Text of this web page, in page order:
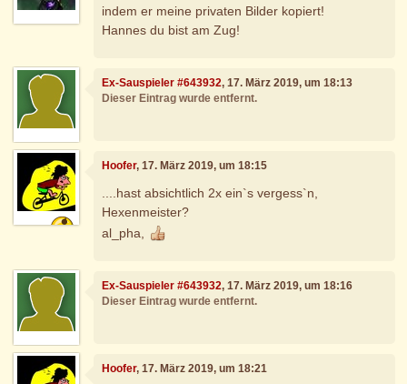
indem er meine privaten Bilder kopiert!
Hannes du bist am Zug!
Ex-Sauspieler #643932, 17. März 2019, um 18:13
Dieser Eintrag wurde entfernt.
Hoofer, 17. März 2019, um 18:15
....hast absichtlich 2x ein`s vergess`n,
Hexenmeister?
al_pha,
Ex-Sauspieler #643932, 17. März 2019, um 18:16
Dieser Eintrag wurde entfernt.
Hoofer, 17. März 2019, um 18:21